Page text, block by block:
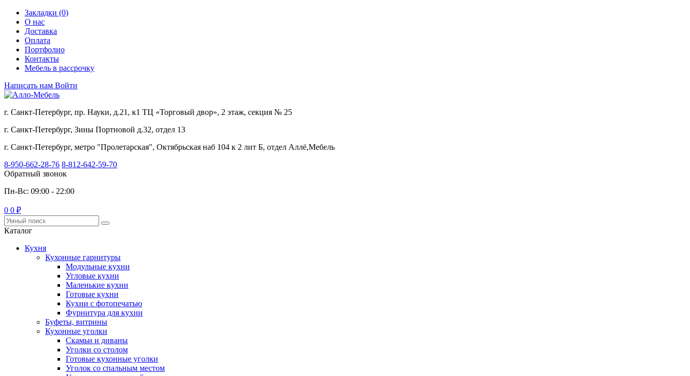
Закладки (0)
О нас
Доставка
Оплата
Портфолио
Контакты
Мебель в рассрочку
Написать нам Войти
г. Санкт-Петербург, пр. Науки, д.21, к1 ТЦ «Торговый двор», 2 этаж, секция № 25
г. Санкт-Петербург, Зины Портновой д.32, отдел 13
г. Санкт-Петербург, метро "Пролетарская", Октябрьская наб 104 к 2 лит Б, отдел Аллё,Мебель
8-950-662-28-76 8-812-642-59-70
Обратный звонок
Пн-Вс: 09:00 - 22:00
0 0 ₽
Каталог
Кухня
Кухонные гарнитуры
Модульные кухни
Угловые кухни
Маленькие кухни
Готовые кухни
Кухни с фотопечатью
Фурнитура для кухни
Буфеты, витрины
Кухонные уголки
Скамьи и диваны
Уголки со столом
Готовые кухонные уголки
Уголок со спальным местом